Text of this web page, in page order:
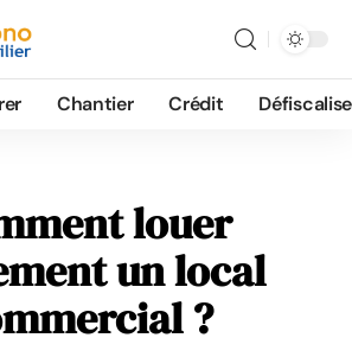
Chantier Crédit
louer
un local
?